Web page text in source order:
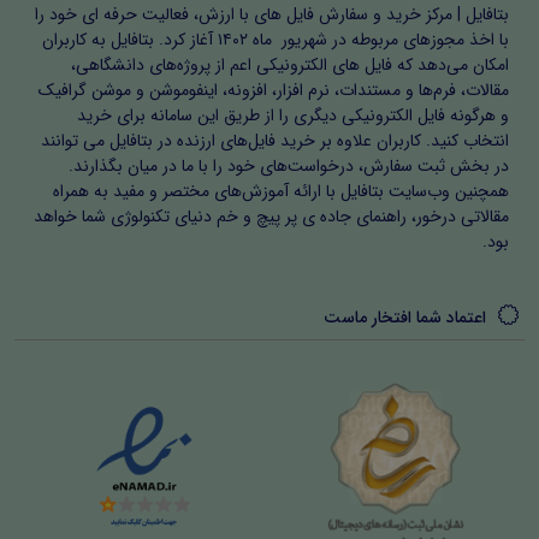
در این بخش، گزارش روایی از اجرای طرح، ارزیابی مستمر،
بازخورد دانش‌آموزان و خودارزیابی معلم یا پژوهشگر ارائه شده
است. این بخش اهمیت می‌دهد که اقدام پژوهی یک فرآیند
زنده و مستمر است و صرفاً یک گزارش نیست. دانشجویان
آموزش و پرورش و فرهنگیان با استفاده از این روش می‌توانند
پیشرفت دانش‌آموزان را مشاهده کنند و بر اساس آن
بازنگری‌ها و اصلاحات لازم را انجام دهند.
اهمیت و سبک اقدام پژوهی
تمامی روش‌ها و سبک‌های ارائه شده بر اساس اصول اقدام
پژوهی طراحی شده است. استفاده از تدریس فعال، بازی‌محور،
ابزار کمک‌آموزشی، فناوری آموزشی و مشارکت والدین، امکان
یادگیری عمیق و مؤثر را فراهم می‌کند. دسته‌بندی فصل‌ها و
زیرعنوان‌ها مسیر منطقی پژوهش را نشان می‌دهد و معلمان و
بتافایل | مرکز خرید و سفارش فایل های با ارزش، فعالیت حرفه ای خود را
با اخذ مجوزهای مربوطه در شهریور ماه ۱۴۰۲ آغاز کرد. بتافایل به کاربران
امکان می‌دهد که فایل های الکترونیکی اعم از پروژه‌های دانشگاهی،
مقالات، فرم‌ها و مستندات، نرم افزار، افزونه، اینفوموشن و موشن گرافیک
و هرگونه فایل الکترونیکی دیگری را از طریق این سامانه برای خرید
انتخاب کنید. کاربران علاوه بر خرید فایل‌های ارزنده در بتافایل می توانند
در بخش ثبت سفارش، درخواست‌های خود را با ما در میان بگذارند.
همچنین وب‌سایت بتافایل با ارائه آموزش‌های مختصر و مفید به همراه
مقالاتی درخور، راهنمای جاده ی پر پیچ و خم دنیای تکنولوژی شما خواهد
بود.
اعتماد شما افتخار ماست